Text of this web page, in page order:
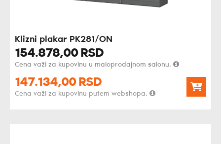
Klizni plakar PK281/ON
154.878,00 RSD
Cena važi za kupovinu u maloprodajnom salonu.
147.134,00 RSD
Cena važi za kupovinu putem webshopa.